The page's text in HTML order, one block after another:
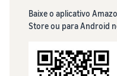
Baixe o aplicativo
Store ou para Android